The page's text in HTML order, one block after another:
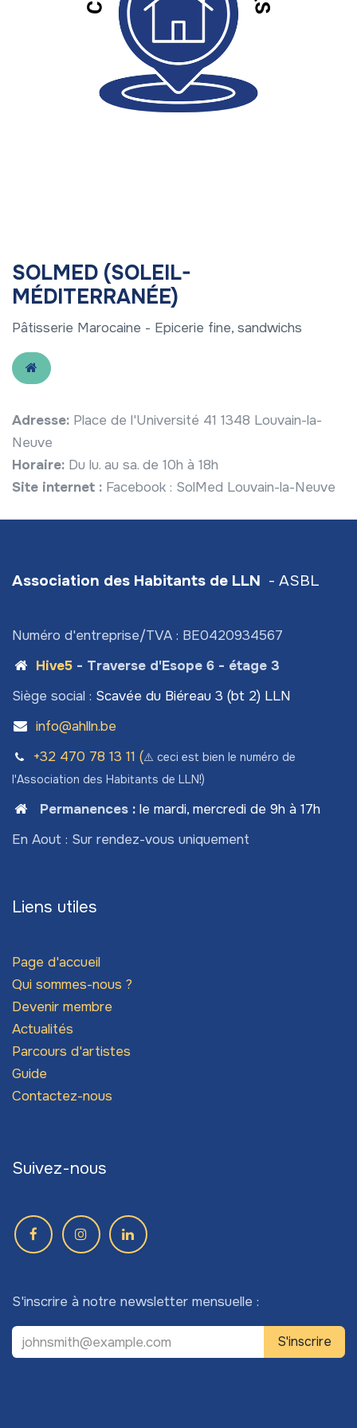
SOLMED (SOLEIL-
MÉDITERRANÉE)
Pâtisserie Marocaine - Epicerie fine, sandwichs
Adresse: Place de l'Université 41 1348 Louvain-la-
Neuve
Horaire: Du lu. au sa. de 10h à 18h
Site internet : Facebook : SolMed Louvain-la-Neuve
Association des Habitants de LLN - ASBL
Numéro d'entreprise/TVA : BE0420934567
Hive5- Traverse d'Esope 6 - étage 3
Siège social : Scavée du Biéreau 3 (bt 2) LLN
info@ahlln.be
+32 470 78​ 13 11 (⚠️ ceci est bien le numéro de
l'Association des Habitants de LLN!)
Permanences: le mardi, mercredi de 9h à 17h
En Aout : Sur rendez-vous uniquement
Liens utiles
Page d'accueil
Qui sommes-nous ?
Devenir membre
Actualités
Parcours d'artistes
Guide
Contactez-nous
Suivez-nous
S'inscrire à notre newsletter mensuelle :
S'inscrire